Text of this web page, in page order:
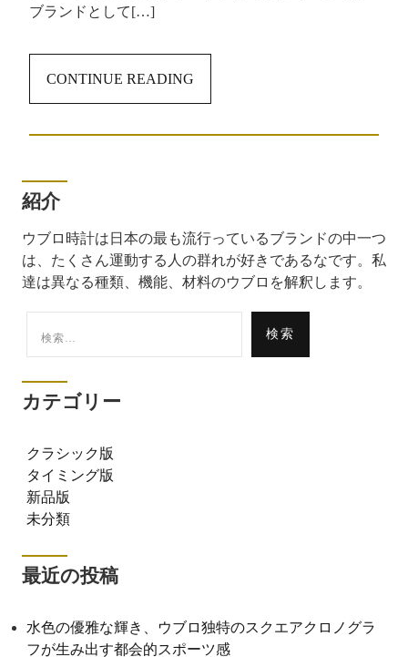
ブランドとして[…]
CONTINUE READING
紹介
ウブロ時計は日本の最も流行っているブランドの中一つ
は、たくさん運動する人の群れが好きであるなです。私
達は異なる種類、機能、材料のウブロを解釈します。
索:
カテゴリー
クラシック版
タイミング版
新品版
未分類
最近の投稿
水色の優雅な輝き、ウブロ独特のスクエアクロノグラ
フが生み出す都会的スポーツ感